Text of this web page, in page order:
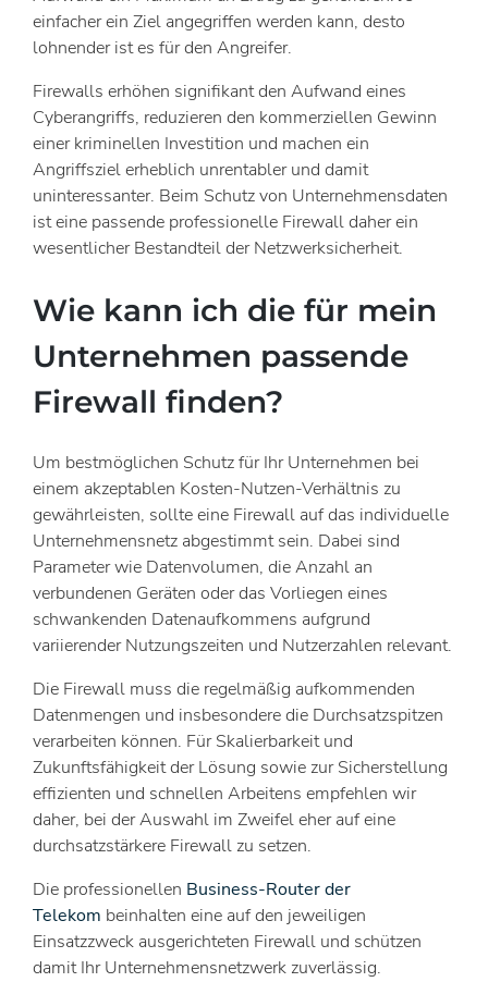
einfacher ein Ziel angegriffen werden kann, desto
lohnender ist es für den Angreifer.
Firewalls erhöhen signifikant den Aufwand eines
Cyberangriffs, reduzieren den kommerziellen Gewinn
einer kriminellen Investition und machen ein
Angriffsziel erheblich unrentabler und damit
uninteressanter. Beim Schutz von Unternehmensdaten
ist eine passende professionelle Firewall daher ein
wesentlicher Bestandteil der Netzwerksicherheit.
Wie kann ich die für mein
Unternehmen passende
Firewall finden?
Um bestmöglichen Schutz für Ihr Unternehmen bei
einem akzeptablen Kosten-Nutzen-Verhältnis zu
gewährleisten, sollte eine Firewall auf das individuelle
Unternehmensnetz abgestimmt sein. Dabei sind
Parameter wie Datenvolumen, die Anzahl an
verbundenen Geräten oder das Vorliegen eines
schwankenden Datenaufkommens aufgrund
variierender Nutzungszeiten und Nutzerzahlen relevant.
Die Firewall muss die regelmäßig aufkommenden
Datenmengen und insbesondere die Durchsatzspitzen
verarbeiten können. Für Skalierbarkeit und
Zukunftsfähigkeit der Lösung sowie zur Sicherstellung
effizienten und schnellen Arbeitens empfehlen wir
daher, bei der Auswahl im Zweifel eher auf eine
durchsatzstärkere Firewall zu setzen.
Die professionellen Business-Router der
Telekom beinhalten eine auf den jeweiligen
Einsatzzweck ausgerichteten Firewall und schützen
damit Ihr Unternehmensnetzwerk zuverlässig.